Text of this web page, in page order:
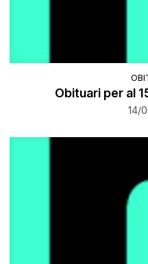
Obituari per al
14/